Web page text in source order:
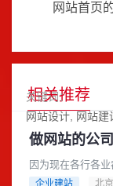
网站首页
相关推荐
关键词：
网站设计
网站建
做网站的公司
因为现在各行各业都离不开网站。
“做网站的公司”